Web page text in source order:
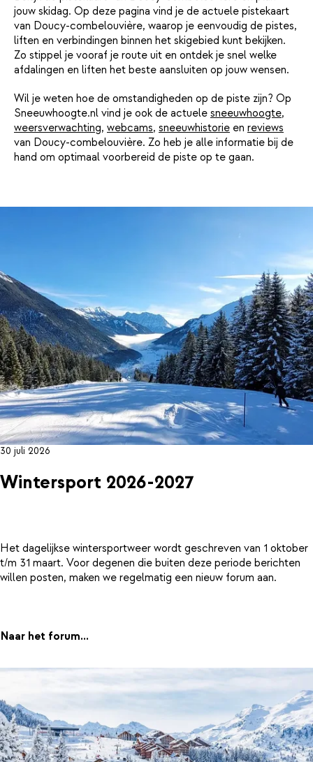
jouw skidag. Op deze pagina vind je de actuele pistekaart
van Doucy-combelouvière, waarop je eenvoudig de pistes,
liften en verbindingen binnen het skigebied kunt bekijken.
Zo stippel je vooraf je route uit en ontdek je snel welke
afdalingen en liften het beste aansluiten op jouw wensen.
Wil je weten hoe de omstandigheden op de piste zijn? Op
Sneeuwhoogte.nl vind je ook de actuele sneeuwhoogte,
weersverwachting, webcams, sneeuwhistorie en reviews
van Doucy-combelouvière. Zo heb je alle informatie bij de
hand om optimaal voorbereid de piste op te gaan.
30 juli 2026
Wintersport 2026-2027
Het dagelijkse wintersportweer wordt geschreven van 1 oktober
t/m 31 maart. Voor degenen die buiten deze periode berichten
willen posten, maken we regelmatig een nieuw forum aan.
Naar het forum...